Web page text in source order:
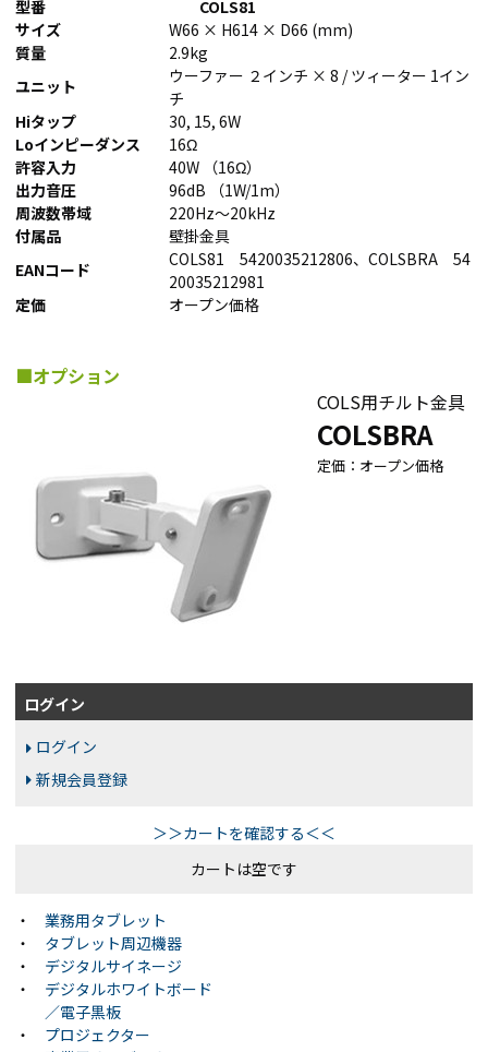
型番
COLS81
サイズ
W66 × H614 × D66 (mm)
質量
2.9kg
ユニット
ウーファー ２インチ × 8 / ツィーター 1イン
チ
Hiタップ
30, 15, 6W
Loインピーダンス
16Ω
許容入力
40W （16Ω）
出力音圧
96dB （1W/1m）
周波数帯域
220Hz～20kHz
付属品
壁掛金具
EANコード
COLS81 5420035212806、COLSBRA 54
20035212981
定価
オープン価格
■オプション
COLS用チルト金具
COLSBRA
定価：オープン価格
ログイン
ログイン
新規会員登録
＞＞カートを確認する＜＜
カートは空です
・
業務用タブレット
・
タブレット周辺機器
・
デジタルサイネージ
・
デジタルホワイトボード
／電子黒板
・
プロジェクター